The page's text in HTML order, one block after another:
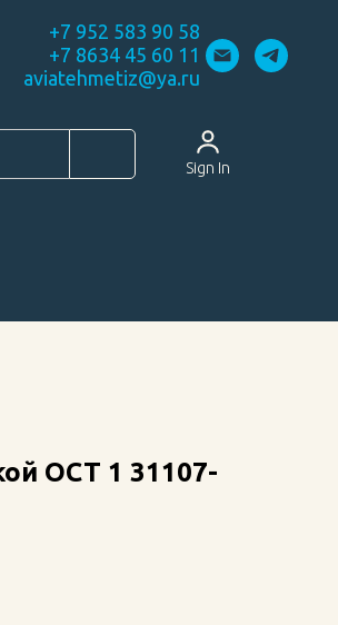
+7 952 583 90 58
+7 8634 45 60 11
aviatehmetiz@ya.ru
Sign In
ОСТ 1 31107-